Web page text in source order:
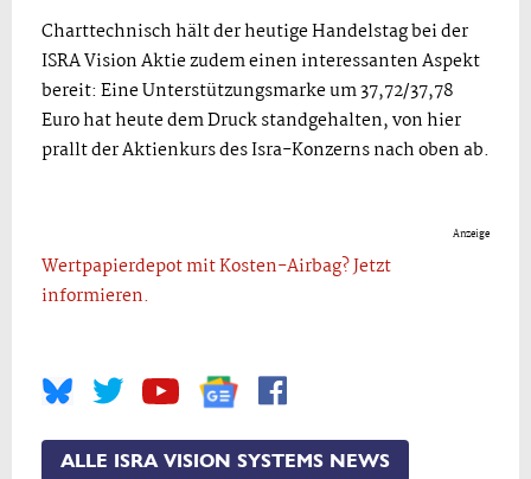
Charttechnisch hält der heutige Handelstag bei der
ISRA Vision Aktie zudem einen interessanten Aspekt
bereit: Eine Unterstützungsmarke um 37,72/37,78
Euro hat heute dem Druck standgehalten, von hier
prallt der Aktienkurs des Isra-Konzerns nach oben ab.
Anzeige
Wertpapierdepot mit Kosten-Airbag? Jetzt
informieren.
ALLE ISRA VISION SYSTEMS NEWS